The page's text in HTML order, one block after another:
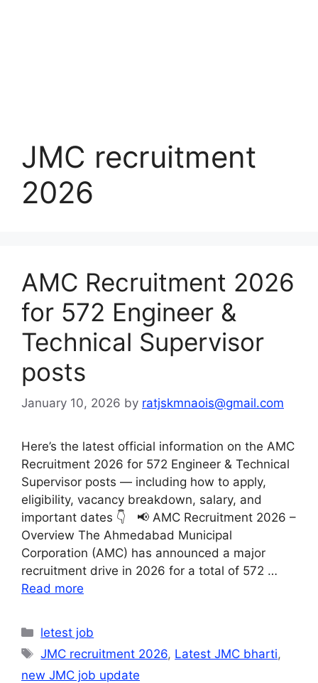
JMC recruitment
2026
AMC Recruitment 2026
for 572 Engineer &
Technical Supervisor
posts
January 10, 2026 by ratjskmnaois@gmail.com
Here’s the latest official information on the AMC
Recruitment 2026 for 572 Engineer & Technical
Supervisor posts — including how to apply,
eligibility, vacancy breakdown, salary, and
important dates 👇 📢 AMC Recruitment 2026 –
Overview The Ahmedabad Municipal
Corporation (AMC) has announced a major
recruitment drive in 2026 for a total of 572 …
Read more
Categories
letest job
Tags
JMC recruitment 2026, Latest JMC bharti,
new JMC job update